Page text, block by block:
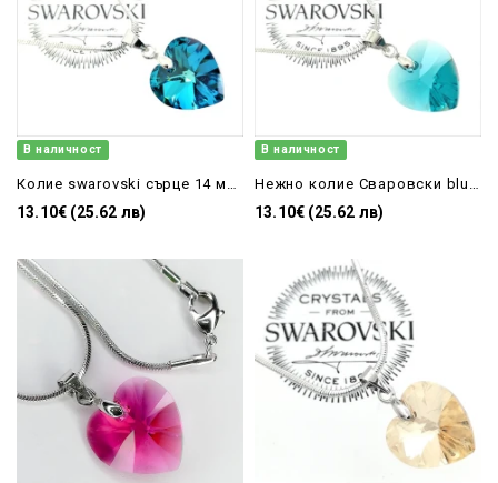
В наличност
13.10€ (25.62 лв)
В наличност
13.10€ (25.62 лв)